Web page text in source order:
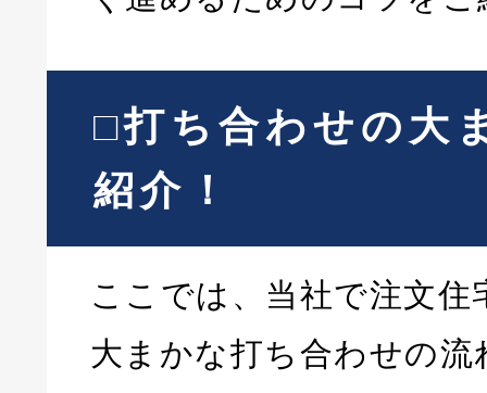
□打ち合わせの大
紹介！
ここでは、当社で注文住
大まかな打ち合わせの